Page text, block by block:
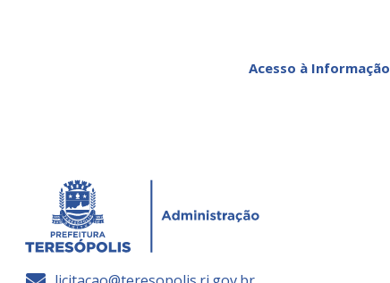
Acesso à Informação